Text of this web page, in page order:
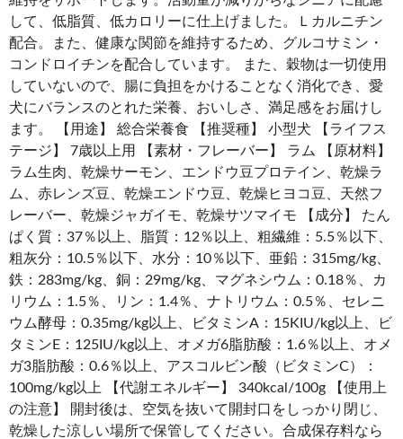
して、低脂質、低カロリーに仕上げました。Ｌカルニチン
配合。また、健康な関節を維持するため、グルコサミン・
コンドロイチンを配合しています。 また、穀物は一切使用
していないので、腸に負担をかけることなく消化でき、愛
犬にバランスのとれた栄養、おいしさ、満足感をお届けし
ます。 【用途】 総合栄養食 【推奨種】 小型犬 【ライフス
テージ】 7歳以上用 【素材・フレーバー】 ラム 【原材料】
ラム生肉、乾燥サーモン、エンドウ豆プロテイン、乾燥ラ
ム、赤レンズ豆、乾燥エンドウ豆、乾燥ヒヨコ豆、天然フ
レーバー、乾燥ジャガイモ、乾燥サツマイモ 【成分】 たん
ぱく質：37％以上、脂質：12％以上、粗繊維：5.5％以下、
粗灰分：10.5％以下、水分：10％以下、亜鉛：315mg/kg、
鉄：283mg/kg、銅：29mg/kg、マグネシウム：0.18％、カ
リウム：1.5％、リン：1.4％、ナトリウム：0.5％、セレニ
ウム酵母：0.35mg/kg以上、ビタミンA：15KIU/kg以上、ビ
タミンE：125IU/kg以上、オメガ6脂肪酸：1.6％以上、オメ
ガ3脂肪酸：0.6％以上、アスコルビン酸（ビタミンC）：
100mg/kg以上 【代謝エネルギー】 340kcal/100g 【使用上
の注意】 開封後は、空気を抜いて開封口をしっかり閉じ、
乾燥した涼しい場所で保管してください。合成保存料なら